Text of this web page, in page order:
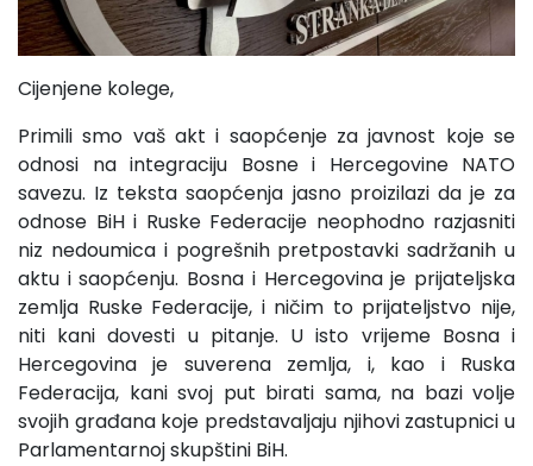
Cijenjene kolege,
Primili smo vaš akt i saopćenje za javnost koje se
odnosi na integraciju Bosne i Hercegovine NATO
savezu. Iz teksta saopćenja jasno proizilazi da je za
odnose BiH i Ruske Federacije neophodno razjasniti
niz nedoumica i pogrešnih pretpostavki sadržanih u
aktu i saopćenju. Bosna i Hercegovina je prijateljska
zemlja Ruske Federacije, i ničim to prijateljstvo nije,
niti kani dovesti u pitanje. U isto vrijeme Bosna i
Hercegovina je suverena zemlja, i, kao i Ruska
Federacija, kani svoj put birati sama, na bazi volje
svojih građana koje predstavaljaju njihovi zastupnici u
Parlamentarnoj skupštini BiH.